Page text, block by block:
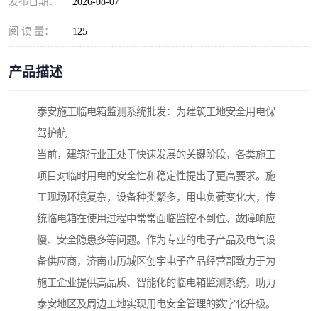
阅 读 量： 125
产品描述
泰安施工临电箱监测系统批发：为建筑工地安全用电保
驾护航
当前，建筑行业正处于快速发展的关键阶段，各类施工
项目对临时用电的安全性和稳定性提出了更高要求。施
工现场环境复杂，设备种类繁多，用电负荷变化大，传
统临电箱在使用过程中常常面临监控不到位、故障响应
慢、安全隐患多等问题。作为专业的电子产品及电气设
备供应商，济南市历城区创宇电子产品经营部致力于为
施工企业提供高品质、智能化的临电箱监测系统，助力
泰安地区及周边工地实现用电安全管理的数字化升级。